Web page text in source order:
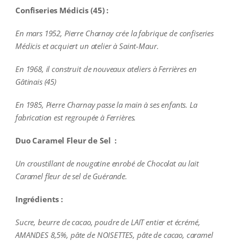
Confiseries Médicis (45) :
En mars 1952, Pierre Charnay crée la fabrique de confiseries
Médicis et acquiert un atelier à Saint-Maur.
En 1968, il construit de nouveaux ateliers à Ferrières en
Gâtinais (45)
En 1985, Pierre Charnay passe la main à ses enfants. La
fabrication est regroupée à Ferrières.
Duo Caramel Fleur de Sel :
Un croustillant de nougatine enrobé de Chocolat au lait
Caramel fleur de sel de Guérande.
Ingrédients :
Sucre, beurre de cacao, poudre de LAIT entier et écrémé,
AMANDES 8,5%, pâte de NOISETTES, pâte de cacao, caramel